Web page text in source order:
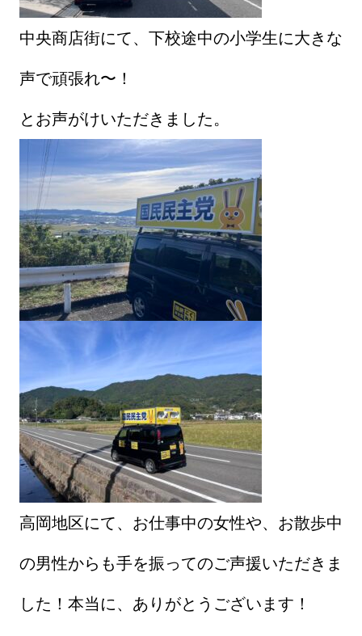
中央商店街にて、下校途中の小学生に大きな
声で頑張れ〜！
とお声がけいただきました。
高岡地区にて、お仕事中の女性や、お散歩中
の男性からも手を振ってのご声援いただきま
した！本当に、ありがとうございます！